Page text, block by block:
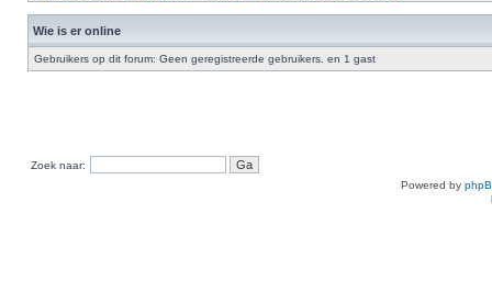
Wie is er online
Gebruikers op dit forum: Geen geregistreerde gebruikers. en 1 gast
Zoek naar:
Powered by